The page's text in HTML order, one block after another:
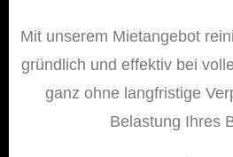
Mit unserem Mietangebot
gründlich und effektiv bei
ganz ohne langfristige
Belastung Ihres